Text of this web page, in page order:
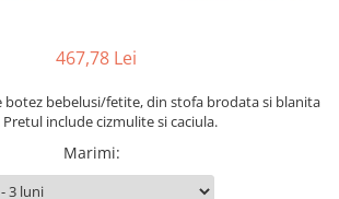
467,78 Lei
botez bebelusi/fetite, din stofa brodata si blanita
include cizmulite si caciula.
Marimi: